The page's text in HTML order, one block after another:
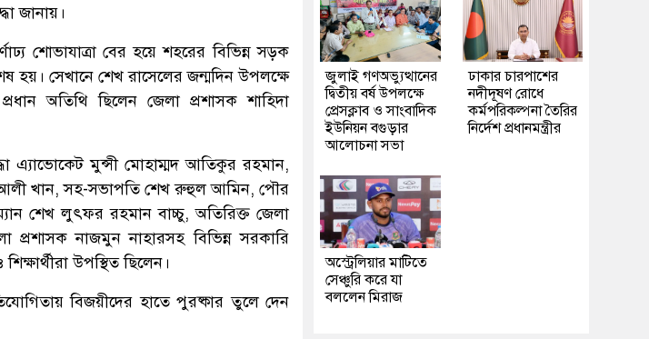
জানায়।
শোভাযাত্রা বের হয়ে শহরের বিভিন্ন সড়ক
হয়। সেখানে শেখ রাসেলের জন্মদিন উপলক্ষে
অতিথি ছিলেন জেলা প্রশাসক শাহিদা
এ্যাভোকেট মুন্সী মোহাম্মদ আতিকুর রহমান,
আলী খান, সহ-সভাপতি শেখ রুহুল আমিন, পৌর
শেখ লুৎফর রহমান বাচ্চু, অতিরিক্ত জেলা
নাজমুন নাহারসহ বিভিন্ন সরকারি
উপস্থিত ছিলেন।
বিজয়ীদের হাতে পুরষ্কার তুলে দেন
জুলাই গণঅভ্যুত্থানের
দ্বিতীয় বর্ষ উপলক্ষে
প্রেসক্লাব ও সাংবাদিক
ইউনিয়ন বগুড়ার
আলোচনা সভা
ঢাকার চারপাশের
নদীদূষণ রোধে
কর্মপরিকল্পনা তৈরির
নির্দেশ প্রধানমন্ত্রীর
অস্ট্রেলিয়ার মাটিতে
সেঞ্চুরি করে যা
বললেন মিরাজ